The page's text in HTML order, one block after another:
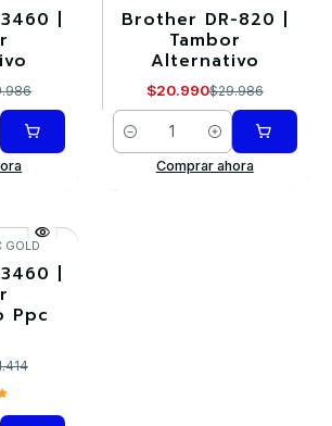
| -30%
Brother DR-820 |
Tambor
Alternativo
$20.990$29.986
Cantidad
Comprar ahora
GOLD
|
Ppc